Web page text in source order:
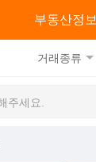
부동산정보
거래종류